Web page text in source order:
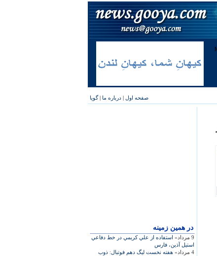
صفحه اول | درباره ما |گویا
در همين زمينه
9 مرداد»
استفاده از علي كريمي در خط دفاعي
استیل آذین، فارس
4 مرداد»
هفته نخست ليگ دهم فوتبال: ذوب